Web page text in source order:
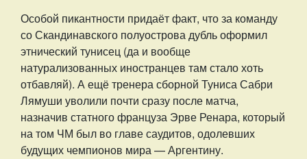
Особой пикантности придаёт факт, что за команду
со Скандинавского полуострова дубль оформил
этнический тунисец (да и вообще
натурализованных иностранцев там стало хоть
отбавляй). А ещё тренера сборной Туниса Сабри
Лямуши уволили почти сразу после матча,
назначив статного француза Эрве Ренара, который
на том ЧМ был во главе саудитов, одолевших
будущих чемпионов мира — Аргентину.